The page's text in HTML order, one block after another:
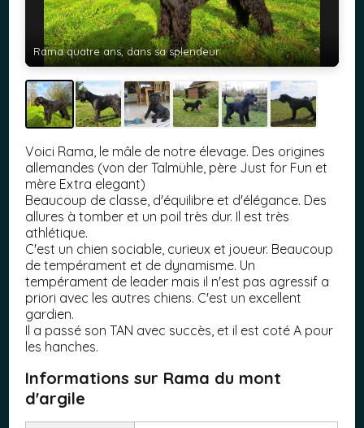
Rama quatre ans, dans sa splendeur.
Voici Rama, le mâle de notre élevage. Des origines
allemandes (von der Talmühle, père Just for Fun et
mère Extra elegant)
Beaucoup de classe, d'équilibre et d'élégance. Des
allures à tomber et un poil très dur. Il est très
athlétique.
C'est un chien sociable, curieux et joueur. Beaucoup
de tempérament et de dynamisme. Un
tempérament de leader mais il n'est pas agressif a
priori avec les autres chiens. C'est un excellent
gardien.
Il a passé son TAN avec succès, et il est coté A pour
les hanches.
Informations sur Rama du mont
d'argile